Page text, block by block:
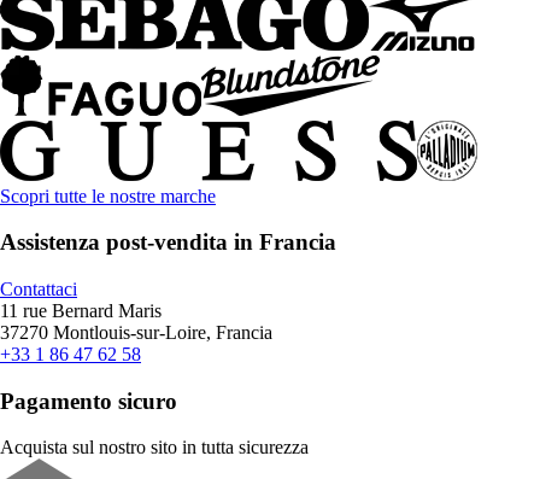
Scopri tutte le nostre marche
Assistenza post-vendita in Francia
Contattaci
11 rue Bernard Maris
37270 Montlouis-sur-Loire, Francia
+33 1 86 47 62 58
Pagamento sicuro
Acquista sul nostro sito in tutta sicurezza